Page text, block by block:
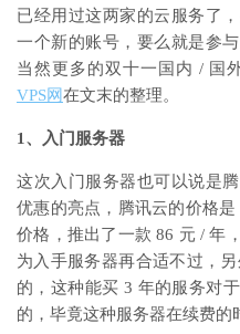
已经用过这两家的云服务了
一个新的账号，要么就是参
当然更多的双十一国内 / 国
VPS网在文末的整理。
1、入门服务器
这次入门服务器也可以说是
优惠的亮点，腾讯云的价格是
价格，推出了一款 86 元/年
为入手服务器再合适不过，
的，这种能买 3 年的服务对
的，毕竟这种服务器在续费的